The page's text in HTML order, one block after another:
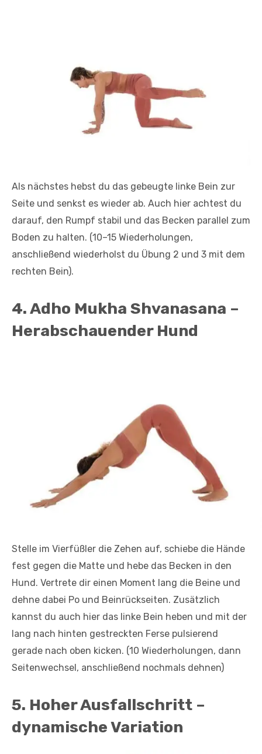
Als nächstes hebst du das gebeugte linke Bein zur
Seite und senkst es wieder ab. Auch hier achtest du
darauf, den Rumpf stabil und das Becken parallel zum
Boden zu halten. (10–15 Wiederholungen,
anschließend wiederholst du Übung 2 und 3 mit dem
rechten Bein).
4. Adho Mukha Shvanasana –
Herabschauender Hund
Stelle im Vierfüßler die Zehen auf, schiebe die Hände
fest gegen die Matte und hebe das Becken in den
Hund. Vertrete dir einen Moment lang die Beine und
dehne dabei Po und Beinrückseiten. Zusätzlich
kannst du auch hier das linke Bein heben und mit der
lang nach hinten gestreckten Ferse pulsierend
gerade nach oben kicken. (10 Wiederholungen, dann
Seitenwechsel, anschließend nochmals dehnen)
5. Hoher Ausfallschritt –
dynamische Variation